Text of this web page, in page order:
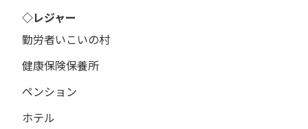
◇レジャー
勤労者いこいの村
健康保険保養所
ペンション
ホテル